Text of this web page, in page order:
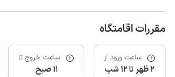
مقررات اقامتگاه
ساعت ورود از
2 ظهر تا 12 شب
ساعت خروج تا
11 صبح